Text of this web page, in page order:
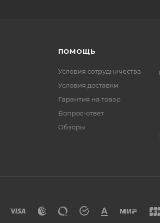
ПОМОЩЬ
Условия сотрудничества
Условия доставки
Гарантия на товар
Вопрос-ответ
Обзоры